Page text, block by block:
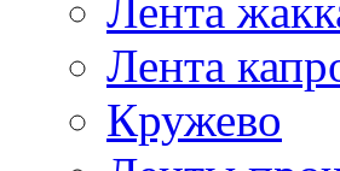
Лента
Лента
Кружево